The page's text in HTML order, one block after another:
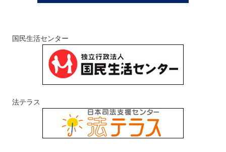
国民生活センター
法テラス